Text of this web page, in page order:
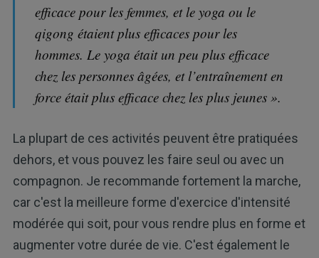
efficace pour les femmes, et le yoga ou le
qigong étaient plus efficaces pour les
hommes. Le yoga était un peu plus efficace
chez les personnes âgées, et l’entraînement en
force était plus efficace chez les plus jeunes ».
La plupart de ces activités peuvent être pratiquées
dehors, et vous pouvez les faire seul ou avec un
compagnon. Je recommande fortement la marche,
car c'est la meilleure forme d'exercice d'intensité
modérée qui soit, pour vous rendre plus en forme et
augmenter votre durée de vie. C'est également le